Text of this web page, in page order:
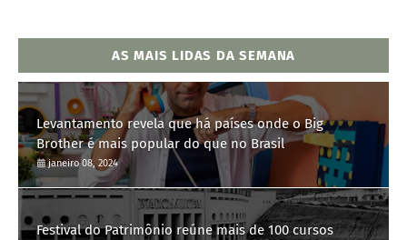
AS MAIS LIDAS DA SEMANA
Levantamento revela que há países onde o Big
Brother é mais popular do que no Brasil
janeiro 08, 2024
Festival do Patrimônio reúne mais de 100 cursos